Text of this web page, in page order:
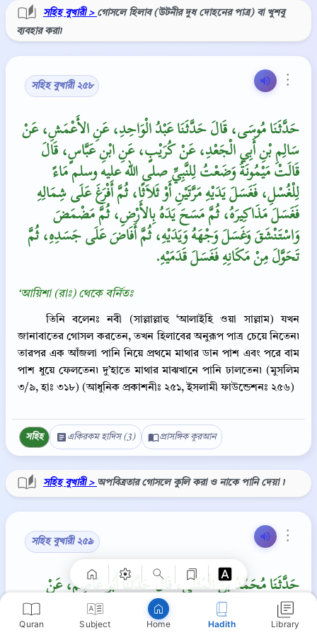
Quran Subject Home Hadith Library
সহিহ বুখারী > গোসলে হিলাব (উটনীর দুধ দোহনের পাত্র) বা খুশবু
ব্যবহার করা৷
⋮
সহিহ বুখারী ২৫৮
حَدَّثَنَا مُوسَى، قَالَ حَدَّثَنَا عَبْدُ الْوَاحِدِ، عَنِ الأَعْمَشِ، عَنْ
سَالِمِ بْنِ أَبِي الْجَعْدِ، عَنْ كُرَيْبٍ، عَنِ ابْنِ عَبَّاسٍ، قَالَ
قَالَتْ مَيْمُونَةُ وَضَعْتُ لِلنَّبِيِّ صلى الله عليه وسلم مَاءً
لِلْغُسْلِ، فَغَسَلَ يَدَيْهِ مَرَّتَيْنِ أَوْ ثَلاَثًا، ثُمَّ أَفْرَغَ عَلَى شِمَالِهِ
فَغَسَلَ مَذَاكِيرَهُ، ثُمَّ مَسَحَ يَدَهُ بِالأَرْضِ، ثُمَّ مَضْمَضَ
وَاسْتَنْشَقَ وَغَسَلَ وَجْهَهُ وَيَدَيْهِ، ثُمَّ أَفَاضَ عَلَى جَسَدِهِ، ثُمَّ
تَحَوَّلَ مِنْ مَكَانِهِ فَغَسَلَ قَدَمَيْهِ‏.‏
‘আয়িশা (রাঃ) থেকে বর্নিতঃ
তিনি বলেনঃ নবী (সাল্লাল্লাহু ‘আলাইহি ওয়া সাল্লাম) যখন
জানাবাতের গোসল করতেন, তখন হিলাবের অনুরূপ পাত্র চেয়ে নিতেন৷
তারপর এক আঁজলা পানি নিয়ে প্রথমে মাথার ডান পাশ এবং পরে বাম
পাশ ধুয়ে ফেলতেন৷ দু’হাতে মাথার মাঝখানে পানি ঢালতেন৷ (মুসলিম
৩/৯, হাঃ ৩১৮) (আধুনিক প্রকাশনীঃ ২৫১, ইসলামী ফাউন্ডেশনঃ ২৫৬)
সহিহ একিরকম হাদিস (3) প্রাসঙ্গিক কুরআন
সহিহ বুখারী > অপবিত্রতার গোসলে কুলি করা ও নাকে পানি দেয়া ৷
⋮
সহিহ বুখারী ২৫৯
حَدَّثَنَا مُحَمَّدُ بْنُ الْمُثَنَّى، قَالَ حَدَّثَنَا أَبُو عَاصِمٍ، عَنْ
حَنْظَلَةَ، عَنِ الْقَاسِمِ، عَنْ عَائِشَةَ، قَالَتْ كَانَ النَّبِيُّ صلى
الله عليه وسلم إِذَا اغْتَسَلَ مِنَ الْجَنَابَةِ دَعَا بِشَىْءٍ نَحْوَ
Copy